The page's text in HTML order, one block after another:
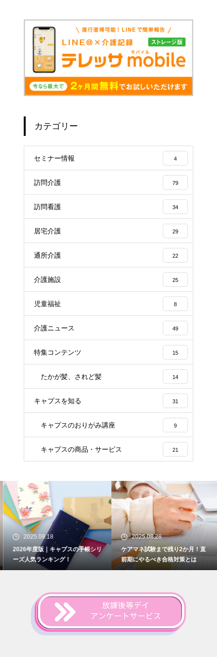
カテゴリー
セミナー情報 4
訪問介護 79
訪問看護 34
居宅介護 29
通所介護 22
介護施設 25
児童福祉 8
介護ニュース 49
特集コンテンツ 15
たかが髪、されど髪 14
キャプスを知る 31
キャプスのおりがみ講座 9
キャプスの商品・サービス 21
2025.09.18
2026年度版｜キャプスの手帳シリ
ーズ人気ランキング！
2025.08.28
ケアマネ試験まで残り2か月！直
前期にやるべき合格対策とは